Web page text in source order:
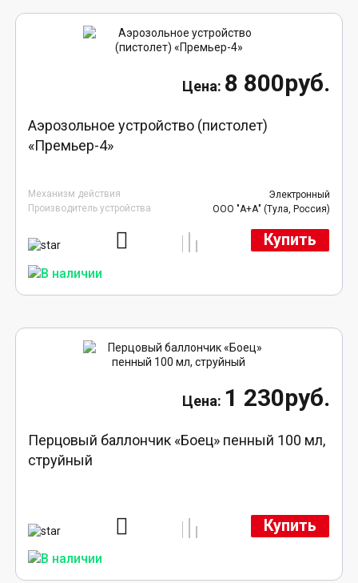
8 800руб.
Аэрозольное устройство (пистолет)
«Премьер-4»
Механизм действия
Электронный
Производитель устройства
ООО "А+А" (Тула, Россия)
Купить
1 230руб.
Перцовый баллончик «Боец» пенный 100 мл,
струйный
Купить